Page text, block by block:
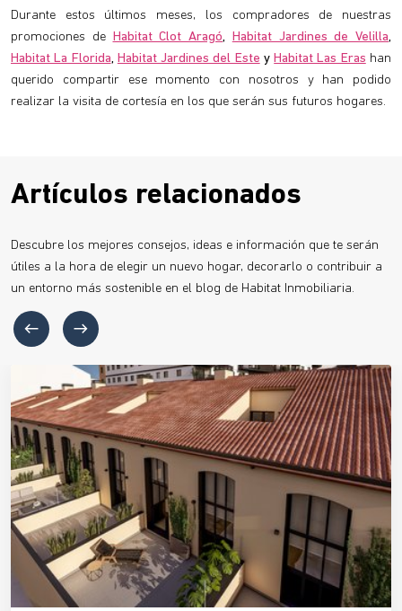
Durante estos últimos meses, los compradores de nuestras
promociones de
Habitat Clot Aragó, Habitat Jardines de Velilla,
Habitat La Florida, Habitat Jardines del Este y Habitat Las Eras han
querido compartir ese momento con nosotros y han podido
realizar la visita de cortesía en los que serán sus futuros hogares.
Artículos relacionados
Descubre los mejores consejos, ideas e información que te serán
útiles a la hora de elegir un nuevo hogar, decorarlo o contribuir a
un entorno más sostenible en el blog de Habitat Inmobiliaria.